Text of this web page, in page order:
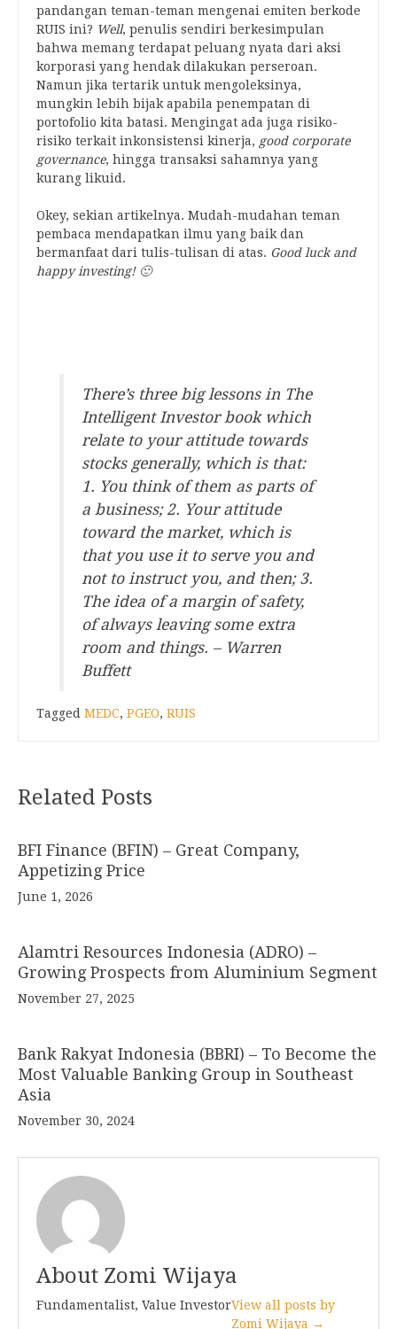
pandangan teman-teman mengenai emiten berkode
RUIS ini? Well, penulis sendiri berkesimpulan
bahwa memang terdapat peluang nyata dari aksi
korporasi yang hendak dilakukan perseroan.
Namun jika tertarik untuk mengoleksinya,
mungkin lebih bijak apabila penempatan di
portofolio kita batasi. Mengingat ada juga risiko-
risiko terkait inkonsistensi kinerja, good corporate
governance, hingga transaksi sahamnya yang
kurang likuid.
Okey, sekian artikelnya. Mudah-mudahan teman
pembaca mendapatkan ilmu yang baik dan
bermanfaat dari tulis-tulisan di atas. Good luck and
happy investing! 🙂
There’s three big lessons in The
Intelligent Investor book which
relate to your attitude towards
stocks generally, which is that:
1. You think of them as parts of
a business; 2. Your attitude
toward the market, which is
that you use it to serve you and
not to instruct you, and then; 3.
The idea of a margin of safety,
of always leaving some extra
room and things. – Warren
Buffett
Tagged MEDC, PGEO, RUIS
Related Posts
BFI Finance (BFIN) – Great Company,
Appetizing Price
June 1, 2026
Alamtri Resources Indonesia (ADRO) –
Growing Prospects from Aluminium Segment
November 27, 2025
Bank Rakyat Indonesia (BBRI) – To Become the
Most Valuable Banking Group in Southeast
Asia
November 30, 2024
About Zomi Wijaya
Fundamentalist, Value InvestorView all posts by
Zomi Wijaya →